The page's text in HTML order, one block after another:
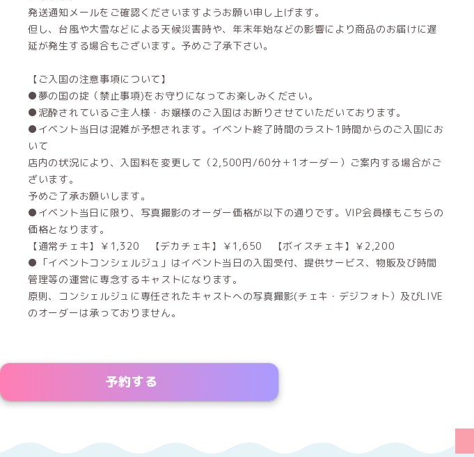
発送通知メールをご確認くださいますようお願い申し上げます。
但し、台風や大雪などによる天候災害時や、年末年始などの影響により商品のお届けに遅
延が発生する場合もございます。予めご了承下さい。
【ご入国の注意事項について】
●夢の国の掟（禁止事項)をお守りになってお楽しみください。
●泥酔されているご主人様・お嬢様のご入国はお断りさせていただいております。
●イベント当日は混雑が予想されます。イベント終了時間のラスト1時間からのご入国にお
いて
店内の状況により、入国料を変更して（2,500円/60分＋1オーダー）ご案内する場合がご
ざいます。
予めご了承お願いします。
●イベント当日に限り、写真撮影のオーダー価格が以下の通りです。VIP会員様もこちらの
価格となります。
【通常チェキ】￥1,320 【デカチェキ】￥1,650 【ボイスチェキ】￥2,200
●「イベントコンシェルジュ」はイベント当日の入国受付、提供サービス、物販及び時間
管理等の運営に専念するキャストになります。
原則、コンシェルジュに専任されたキャストへの写真撮影(チェキ・デジフォト）及びLIVE
のオーダーは承っておりません。
予約する